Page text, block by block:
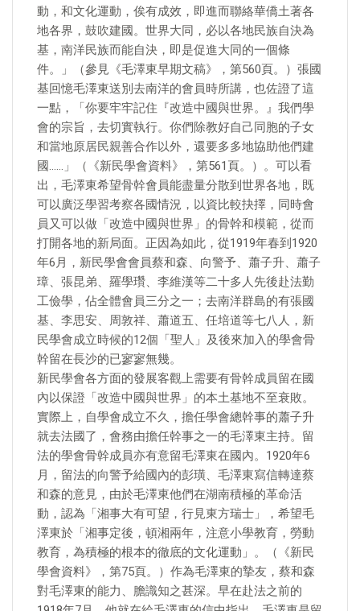
動，和文化運動，俟有成效，即進而聯絡華僑土著各
地各界，鼓吹建國。世界大同，必以各地民族自決為
基，南洋民族而能自決，即是促進大同的一個條
件。」（參見《毛澤東早期文稿》，第560頁。）張國
基回憶毛澤東送別去南洋的會員時所講，也佐證了這
一點，「你要牢牢記住『改造中國與世界。』我們學
會的宗旨，去切實執行。你們除教好自己同胞的子女
和當地原居民親善合作以外，還要多多地協助他們建
國……」（《新民學會資料》，第561頁。）。可以看
出，毛澤東希望骨幹會員能盡量分散到世界各地，既
可以廣泛學習考察各國情況，以資比較抉擇，同時會
員又可以做「改造中國與世界」的骨幹和模範，從而
打開各地的新局面。正因為如此，從1919年春到1920
年6月，新民學會會員蔡和森、向警予、蕭子升、蕭子
璋、張昆弟、羅學瓚、李維漢等二十多人先後赴法勤
工儉學，佔全體會員三分之一；去南洋群島的有張國
基、李思安、周敦祥、蕭道五、任培道等七八人，新
民學會成立時候的12個「聖人」及後來加入的學會骨
幹留在長沙的已寥寥無幾。
新民學會各方面的發展客觀上需要有骨幹成員留在國
內以保證「改造中國與世界」的本土基地不至衰敗。
實際上，自學會成立不久，擔任學會總幹事的蕭子升
就去法國了，會務由擔任幹事之一的毛澤東主持。留
法的學會骨幹成員亦有意留毛澤東在國內。1920年6
月，留法的向警予給國內的彭璜、毛澤東寫信轉達蔡
和森的意見，由於毛澤東他們在湖南積極的革命活
動，認為「湘事大有可望，行見東方瑞士」，希望毛
澤東於「湘事定後，頓湘兩年，注意小學教育，勞動
教育，為積極的根本的徹底的文化運動」。（《新民
學會資料》，第75頁。）作為毛澤東的摯友，蔡和森
對毛澤東的能力、膽識知之甚深。早在赴法之前的